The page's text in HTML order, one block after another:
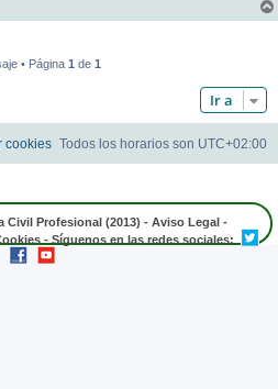
• Página 1 de 1
Ir a
Todos los horarios son UTC+02:00
cookies
Civil Profesional (2013) - Aviso Legal -
- Síguenos en las redes sociales: